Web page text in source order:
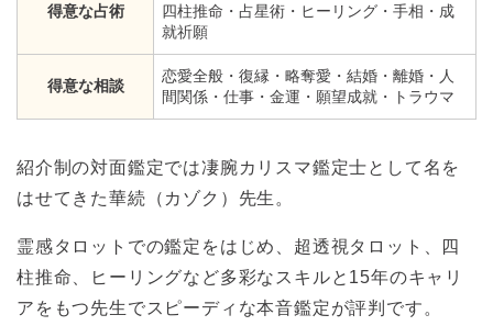
得意な占術
四柱推命・占星術・ヒーリング・手相・成
就祈願
得意な相談
恋愛全般・復縁・略奪愛・結婚・離婚・人
間関係・仕事・金運・願望成就・トラウマ
紹介制の対面鑑定では凄腕カリスマ鑑定士として名を
はせてきた華続（カゾク）先生。
霊感タロットでの鑑定をはじめ、超透視タロット、四
柱推命、ヒーリングなど多彩なスキルと15年のキャリ
アをもつ先生でスピーディな本音鑑定が評判です。